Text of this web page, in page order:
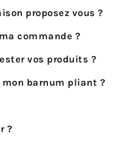
proposez vous ?
commande ?
vos produits ?
barnum pliant ?
?